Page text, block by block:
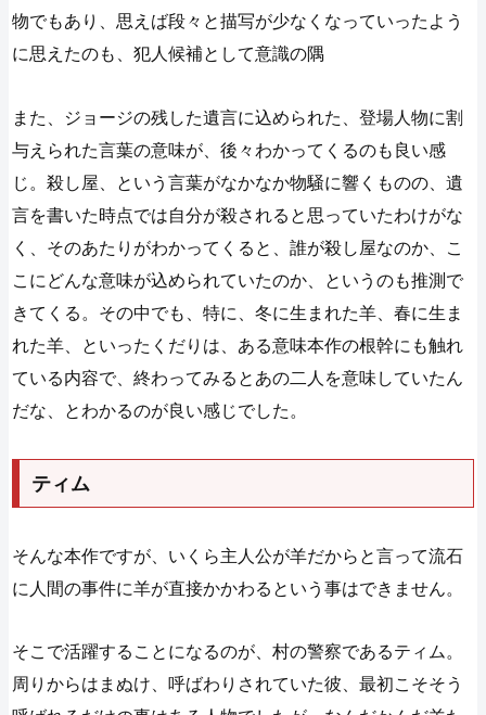
物でもあり、思えば段々と描写が少なくなっていったよう
に思えたのも、犯人候補として意識の隅
また、ジョージの残した遺言に込められた、登場人物に割
与えられた言葉の意味が、後々わかってくるのも良い感
じ。殺し屋、という言葉がなかなか物騒に響くものの、遺
言を書いた時点では自分が殺されると思っていたわけがな
く、そのあたりがわかってくると、誰が殺し屋なのか、こ
こにどんな意味が込められていたのか、というのも推測で
きてくる。その中でも、特に、冬に生まれた羊、春に生ま
れた羊、といったくだりは、ある意味本作の根幹にも触れ
ている内容で、終わってみるとあの二人を意味していたん
だな、とわかるのが良い感じでした。
ティム
そんな本作ですが、いくら主人公が羊だからと言って流石
に人間の事件に羊が直接かかわるという事はできません。
そこで活躍することになるのが、村の警察であるティム。
周りからはまぬけ、呼ばわりされていた彼、最初こそそう